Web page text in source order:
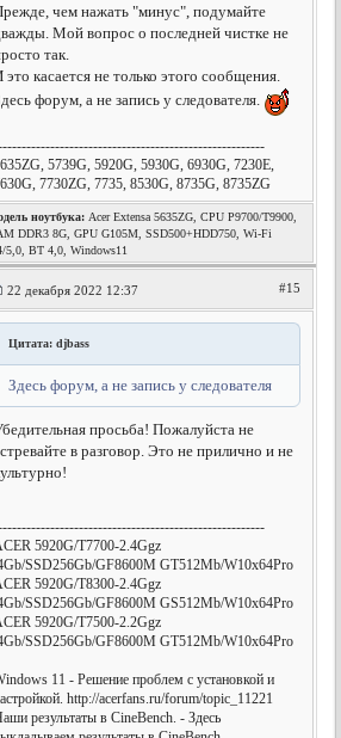
чем нажать "минус", подумайте
Мой вопрос о последней чистке не
так.
это касается не только этого сообщения.
форум, а не запись у следователя.
5739G, 5920G, 5930G, 6930G, 7230E,
7730ZG, 7735, 8530G, 8735G, 8735ZG
ноутбука: Acer Extensa 5635ZG, CPU P9700/T9900,
DDR3 8G, GPU G105M, SSD500+HDD750, Wi-Fi
5,0, BT 4,0, Windows11
22 декабря 2022 12:37 #15
Цитата: djbass
Здесь форум, а не запись у следователя
просьба! Пожалуйста не
в разговор. Это не прилично и не
5920G/T7700-2.4Ggz
SSD256Gb/GF8600M GT512Mb/W10x64Pro
5920G/T8300-2.4Ggz
SSD256Gb/GF8600M GS512Mb/W10x64Pro
5920G/T7500-2.2Ggz
SSD256Gb/GF8600M GT512Mb/W10x64Pro
11 - Решение проблем с установкой и
http://acerfans.ru/forum/topic_11221
результаты в CineBench. - Здесь